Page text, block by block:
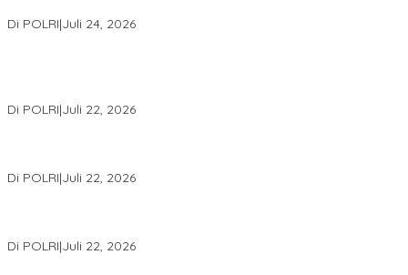
Di POLRI|Juli 24, 2026
Di POLRI|Juli 22, 2026
Di POLRI|Juli 22, 2026
Di POLRI|Juli 22, 2026